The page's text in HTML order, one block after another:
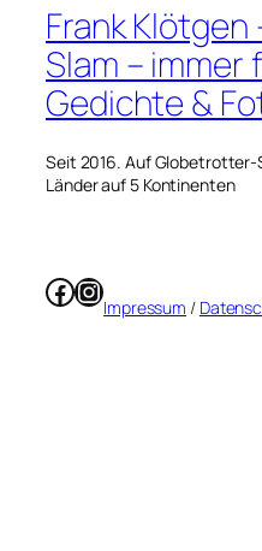
Frank
Slam – immer
Gedichte &
Seit 2016. Auf Globetrotter-
Länder auf 5 Kontinenten
Facebook
Instagram
Impressum /